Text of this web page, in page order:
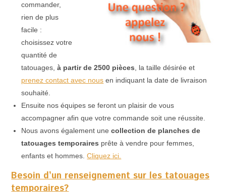
commander,
rien de plus
facile :
choisissez votre
quantité de
tatouages, à partir de 2500 pièces, la taille désirée et
prenez contact avec nous en indiquant la date de livraison
souhaité.
Ensuite nos équipes se feront un plaisir de vous
accompagner afin que votre commande soit une réussite.
Nous avons également unecollection de planches de
tatouages temporaires prête à vendre pour femmes,
enfants et hommes.Cliquez ici.
Besoin d’un renseignement sur les tatouages
temporaires?